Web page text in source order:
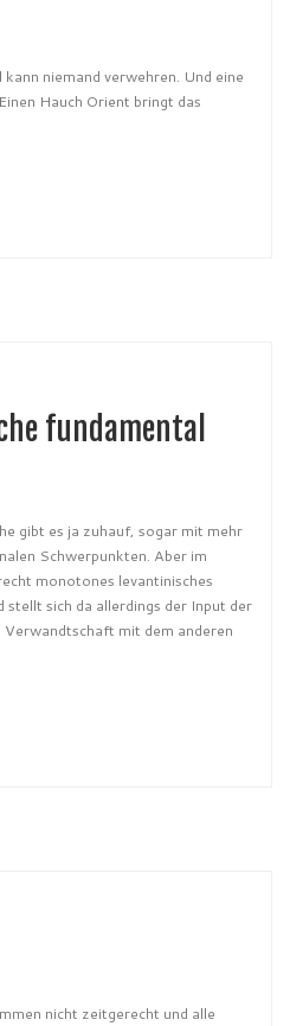
niemand verwehren. Und eine
Hauch Orient bringt das
fundamental
gibt es ja zuhauf, sogar mit mehr
Schwerpunkten. Aber im
monotones levantinisches
stellt sich da allerdings der Input der
Verwandtschaft mit dem anderen
nicht zeitgerecht und alle